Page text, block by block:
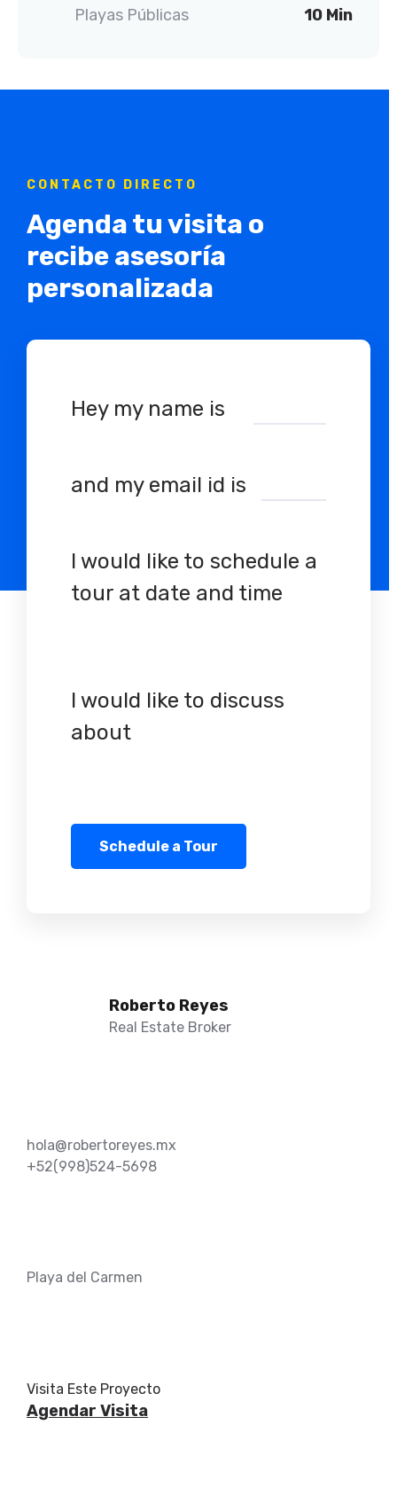
Playas Públicas 10 Min
CONTACTO DIRECTO
Agenda tu visita o
recibe asesoría
personalizada
Hey my name is
and my email id is
I would like to schedule a
tour at date and time
I would like to discuss
about
Roberto Reyes
Real Estate Broker
hola@robertoreyes.mx
+52(998)524-5698
Playa del Carmen
Visita Este Proyecto
Agendar Visita